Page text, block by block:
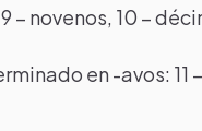
– novenos, 10 –
en -avos: 11